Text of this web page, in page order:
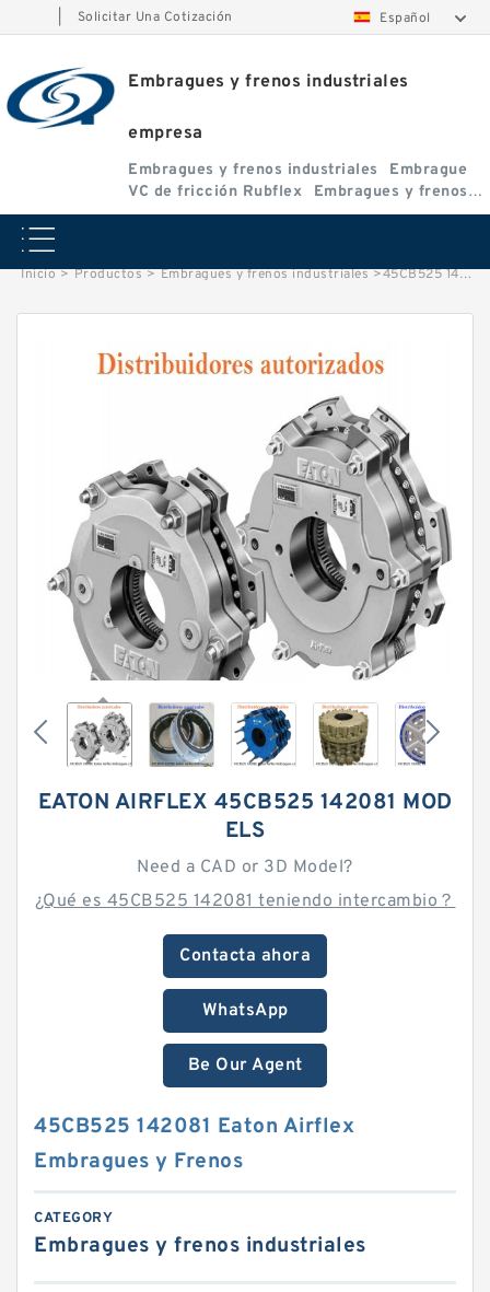
Solicitar Una Cotización Español
Embragues y frenos industriales
empresa
Embragues y frenos industriales
Embrague
VC de fricción Rubflex
Embragues y frenos
VC
Inicio > Productos > Embragues y frenos industriales >45CB525 142081 Eaton Airflex Embragues y Frenos
EATON AIRFLEX 45CB525 142081 MOD
ELS
Need a CAD or 3D Model?
¿Qué es 45CB525 142081 teniendo intercambio？
Contacta ahora
WhatsApp
Be Our Agent
45CB525 142081 Eaton Airflex
Embragues y Frenos
CATEGORY
Embragues y frenos industriales